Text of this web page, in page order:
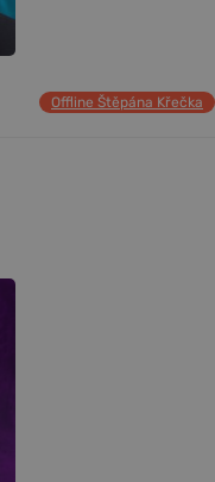
Offline Štěpána Křečka